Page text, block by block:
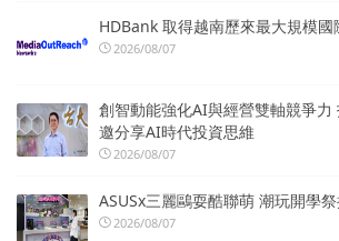
HDBank 取得越南歷來最大規模國
2026/08/07
創智動能強化AI與經營雙軸競爭力
邀分享AI時代投資思維
2026/08/07
ASUSx三麗鷗耍酷聯萌 潮玩開學祭
2026/08/07